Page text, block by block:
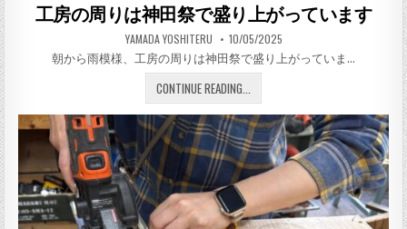
工房の周りは神田祭で盛り上がっています
AUTHOR:
YAMADA YOSHITERU PUBLISHED DATE:
10/05/2025
朝から雨模様、工房の周りは神田祭で盛り上がっていま…
CONTINUE READING... 工房の周りは神田祭で盛り